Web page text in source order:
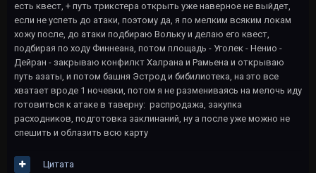
есть квест, + путь трикстера открыть уже наверное не выйдет,
если не успеть до атаки, поэтому да, я по мелким всяким локам
хожу после, до атаки подбираю Вольку и делаю его квест,
подбирая по ходу Финнеана, потом площадь - Уголек - Ненио -
Дейран - закрываю конфилкт Халрана и Рамьена и открываю
путь азаты, и потом башня Эстрод и бибилиотека, на это все
хватает вроде 1 ночевки, потом я не размениваясь на мелочь иду
готовиться к атаке в таверну: распродажа, закупка
расходников, подготовка заклинаний, ну а после уже можно не
спешить и облазить всю карту
Цитата